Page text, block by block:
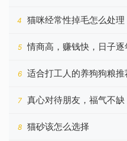
希望
4 猫咪经常性掉毛怎么处理
5
情商高，赚钱快，日子
好
6 适合打工人的养狗狗粮推
7
真心对待朋友，福气不
座
8 猫砂该怎么选择